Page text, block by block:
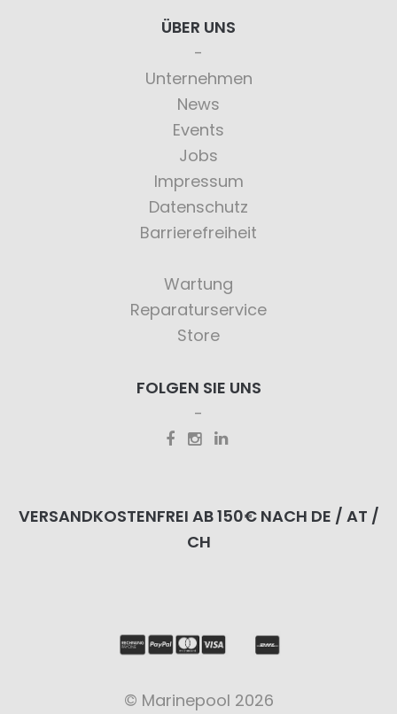
ÜBER UNS
Unternehmen
News
Events
Jobs
Impressum
Datenschutz
Barrierefreiheit
Wartung
Reparaturservice
Store
FOLGEN SIE UNS
VERSANDKOSTENFREI AB 150€ NACH DE / AT /
CH
© Marinepool 2026